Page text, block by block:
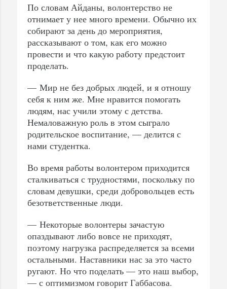
По словам Айданы, волонтерство не
отнимает у нее много времени. Обычно их
собирают за день до мероприятия,
рассказывают о том, как его можно
провести и что какую работу предстоит
проделать.
— Мир не без добрых людей, и я отношу
себя к ним же. Мне нравится помогать
людям, нас учили этому с детства.
Немаловажную роль в этом сыграло
родительское воспитание, — делится с
нами студентка.
Во время работы волонтером приходится
сталкиваться с трудностями, поскольку по
словам девушки, среди добровольцев есть
безответственные люди.
— Некоторые волонтеры зачастую
опаздывают либо вовсе не приходят,
поэтому нагрузка распределяется за всеми
остальными. Наставники нас за это часто
ругают. Но что поделать — это наш выбор,
— с оптимизмом говорит Габбасова.